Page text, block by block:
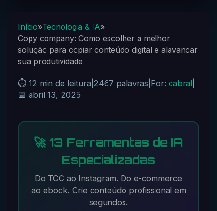
Início»Tecnologia & IA»
Copy company: Como escolher a melhor
solução para copiar conteúdo digital e alavancar
sua produtividade
⏱️ 12 min de leitura 2467 palavras Por: cabral|
📅 abril 13, 2025
🚀 13 Ferramentas de IA
Especializadas
Do TCC ao Instagram. Do e-commerce
ao ebook. Crie conteúdo profissional em
segundos.